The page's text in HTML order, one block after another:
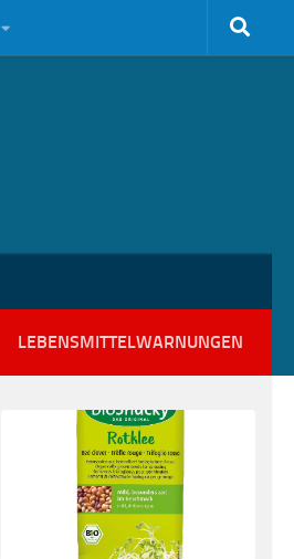
LEBENSMITTELWARNUNGEN